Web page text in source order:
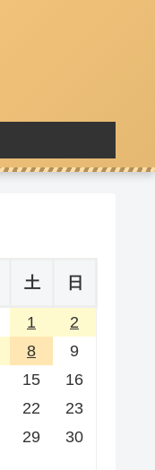
土 日
1
2
8
9
15
16
22
23
29
30